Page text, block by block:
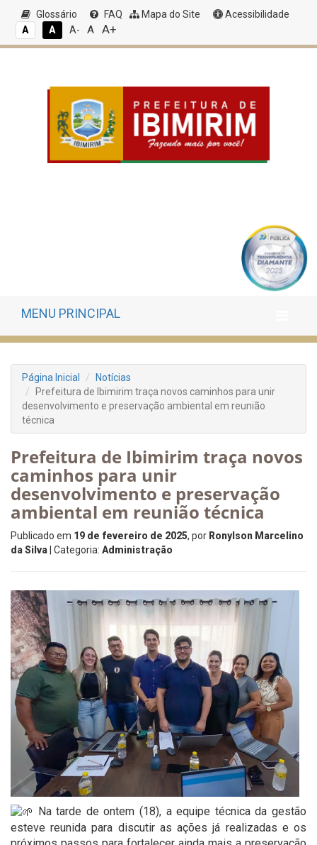
Glossário FAQ Mapa do Site
Acessibilidade
A
A A- A A+
MENU PRINCIPAL
Página Inicial
Notícias
Prefeitura de Ibimirim traça novos caminhos para unir
desenvolvimento e preservação ambiental em reunião
técnica
Prefeitura de Ibimirim traça novos
caminhos para unir
desenvolvimento e preservação
ambiental em reunião técnica
Publicado em 19 de fevereiro de 2025, por Ronylson Marcelino
da Silva | Categoria: Administração
Na tarde de ontem (18), a equipe técnica da gestão
esteve reunida para discutir as ações já realizadas e os